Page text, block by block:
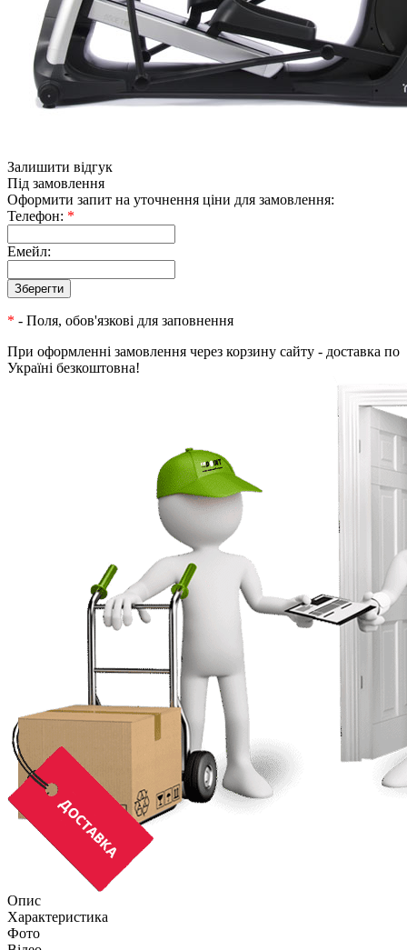
Залишити відгук
Під замовлення
Оформити запит на уточнення ціни для замовлення:
Телефон: *
Емейл:
* - Поля, обов'язкові для заповнення
При оформленні замовлення через корзину сайту - доставка по
Україні безкоштовна!
Опис
Характеристика
Фото